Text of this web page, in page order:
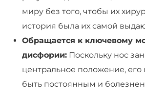
миру без того, чтобы их
история была их самой
Обращается к ключевому
дисфории: Поскольку нос
центральное положение,
быть постоянным и